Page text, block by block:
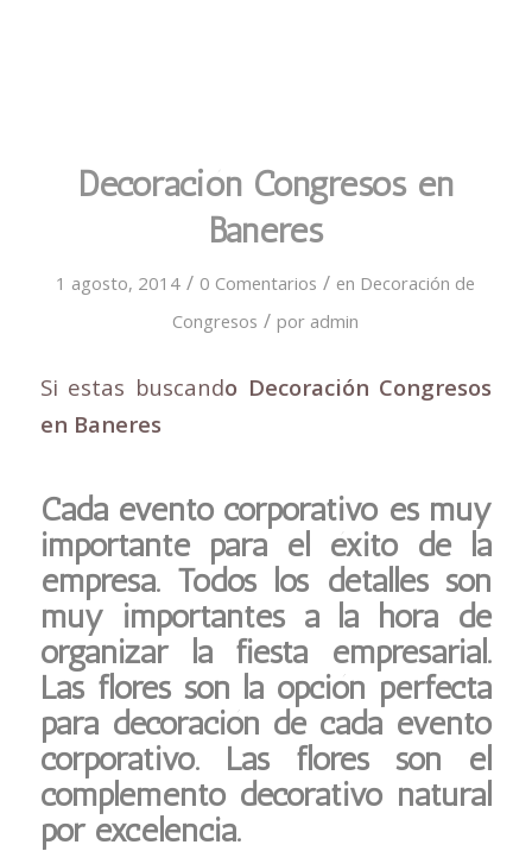
Decoración Congresos en
Baneres
1 agosto, 2014 / 0 Comentarios / en Decoración de
Congresos / por admin
Si estas buscando Decoración Congresos
en Baneres
Cada evento corporativo es muy
importante para el éxito de la
empresa. Todos los detalles son
muy importantes a la hora de
organizar la fiesta empresarial.
Las flores son la opción perfecta
para decoración de cada evento
corporativo. Las flores son el
complemento decorativo natural
por excelencia.